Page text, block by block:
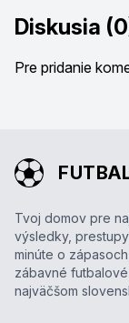
Diskusia
Pre pridanie
Tvoj domov pre
výsledky,
minúte o
zábavné
najväčšom